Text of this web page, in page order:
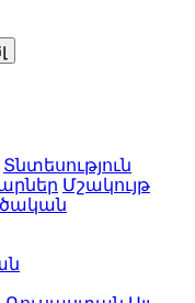
Տնտեսություն
Մշակույթ